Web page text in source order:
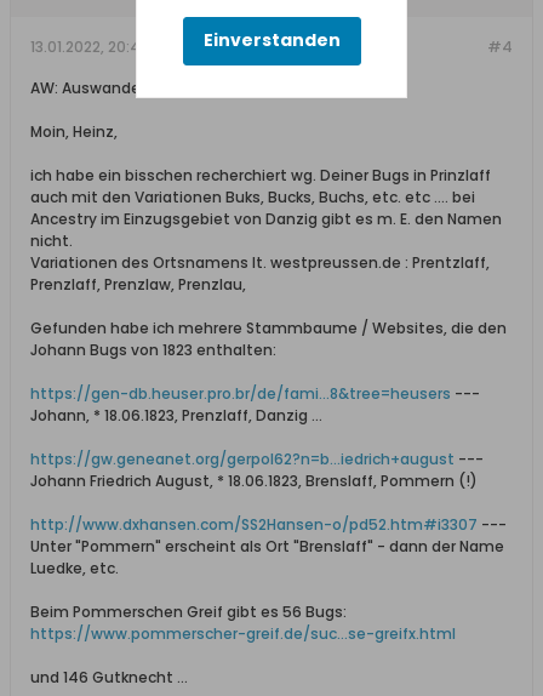
#4
13.01.2022, 20:41
AW: Auswanderer nach Brasilien
Moin, Heinz,
ich habe ein bisschen recherchiert wg. Deiner Bugs in Prinzlaff
auch mit den Variationen Buks, Bucks, Buchs, etc. etc .... bei
Ancestry im Einzugsgebiet von Danzig gibt es m. E. den Namen
nicht.
Variationen des Ortsnamens lt. westpreussen.de : Prentzlaff,
Prenzlaff, Prenzlaw, Prenzlau,
Gefunden habe ich mehrere Stammbaume / Websites, die den
Johann Bugs von 1823 enthalten:
https://gen-db.heuser.pro.br/de/fami...8&tree=heusers ---
Johann, * 18.06.1823, Prenzlaff, Danzig ...
https://gw.geneanet.org/gerpol62?n=b...iedrich+august ---
Johann Friedrich August, * 18.06.1823, Brenslaff, Pommern (!)
http://www.dxhansen.com/SS2Hansen-o/pd52.htm#i3307 ---
Unter "Pommern" erscheint als Ort "Brenslaff" - dann der Name
Luedke, etc.
Beim Pommerschen Greif gibt es 56 Bugs:
https://www.pommerscher-greif.de/suc...se-greifx.html
und 146 Gutknecht ...
Einverstanden